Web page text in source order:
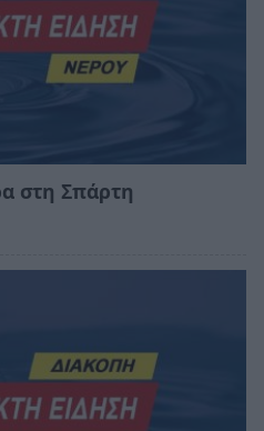
στη Σπάρτη